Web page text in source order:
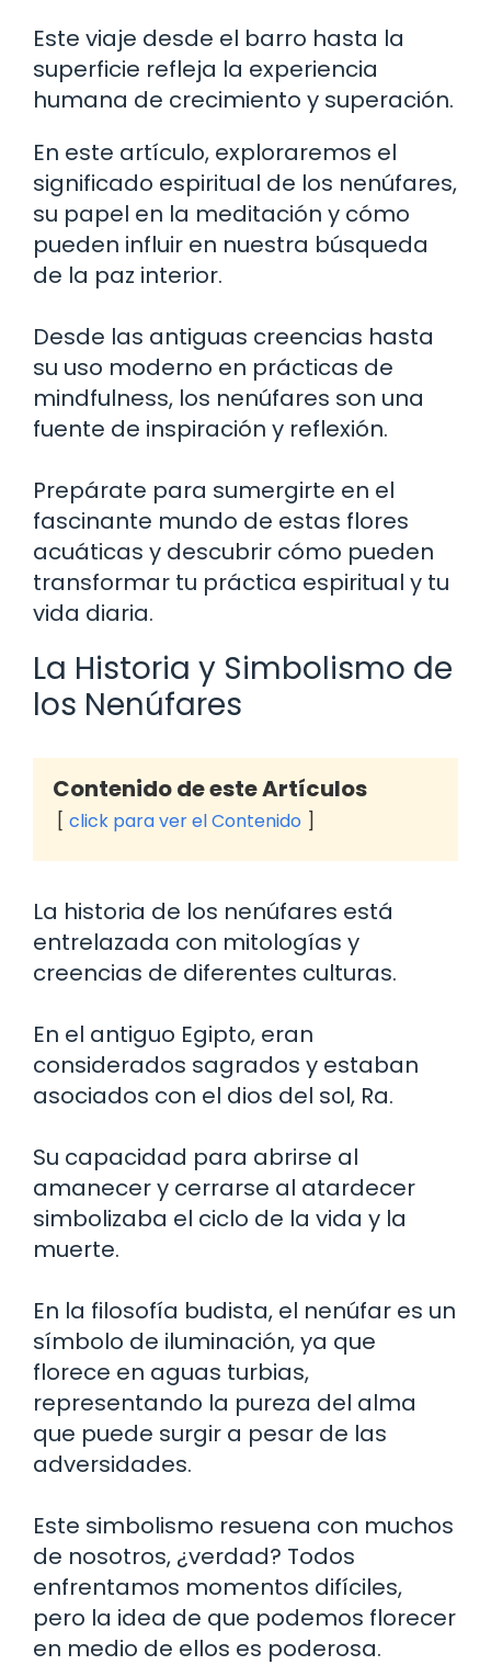
Este viaje desde el barro hasta la
superficie refleja la experiencia
humana de crecimiento y superación.
En este artículo, exploraremos el
significado espiritual de los nenúfares,
su papel en la meditación y cómo
pueden influir en nuestra búsqueda
de la paz interior.
Desde las antiguas creencias hasta
su uso moderno en prácticas de
mindfulness, los nenúfares son una
fuente de inspiración y reflexión.
Prepárate para sumergirte en el
fascinante mundo de estas flores
acuáticas y descubrir cómo pueden
transformar tu práctica espiritual y tu
vida diaria.
La Historia y Simbolismo de
los Nenúfares
Contenido de este Artículos
click para ver el Contenido
La historia de los nenúfares está
entrelazada con mitologías y
creencias de diferentes culturas.
En el antiguo Egipto, eran
considerados sagrados y estaban
asociados con el dios del sol, Ra.
Su capacidad para abrirse al
amanecer y cerrarse al atardecer
simbolizaba el ciclo de la vida y la
muerte.
En la filosofía budista, el nenúfar es un
símbolo de iluminación, ya que
florece en aguas turbias,
representando la pureza del alma
que puede surgir a pesar de las
adversidades.
Este simbolismo resuena con muchos
de nosotros, ¿verdad? Todos
enfrentamos momentos difíciles,
pero la idea de que podemos florecer
en medio de ellos es poderosa.